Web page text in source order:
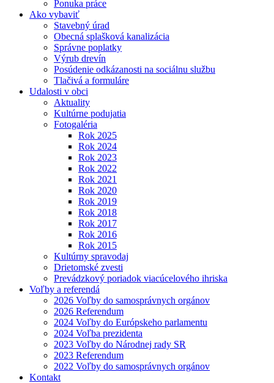
Ponuka práce
Ako vybaviť
Stavebný úrad
Obecná splašková kanalizácia
Správne poplatky
Výrub drevín
Posúdenie odkázanosti na sociálnu službu
Tlačivá a formuláre
Udalosti v obci
Aktuality
Kultúrne podujatia
Fotogaléria
Rok 2025
Rok 2024
Rok 2023
Rok 2022
Rok 2021
Rok 2020
Rok 2019
Rok 2018
Rok 2017
Rok 2016
Rok 2015
Kultúrny spravodaj
Drietomské zvesti
Prevádzkový poriadok viacúcelového ihriska
Voľby a referendá
2026 Voľby do samosprávnych orgánov
2026 Referendum
2024 Voľby do Európskeho parlamentu
2024 Voľba prezidenta
2023 Voľby do Národnej rady SR
2023 Referendum
2022 Voľby do samosprávnych orgánov
Kontakt